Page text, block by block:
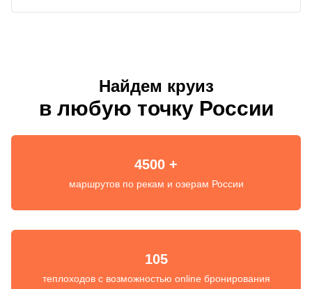
Найдем круиз
в любую точку России
4500 +
маршрутов по рекам и озерам России
105
теплоходов с возможностью online бронирования